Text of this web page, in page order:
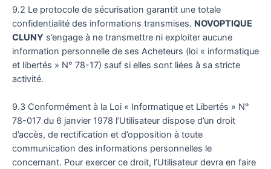
9.2 Le protocole de sécurisation garantit une totale
confidentialité des informations transmises. NOVOPTIQUE
CLUNY s’engage à ne transmettre ni exploiter aucune
information personnelle de ses Acheteurs (loi « informatique
et libertés » N° 78-17) sauf si elles sont liées à sa stricte
activité.
9.3 Conformément à la Loi « Informatique et Libertés » N°
78-017 du 6 janvier 1978 l’Utilisateur dispose d’un droit
d’accès, de rectification et d’opposition à toute
communication des informations personnelles le
concernant. Pour exercer ce droit, l’Utilisateur devra en faire